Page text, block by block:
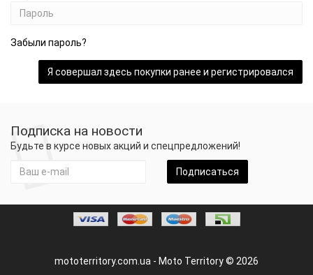
Забыли пароль?
Подписка на новости
Будьте в курсе новых акций и спецпредложений!
Подписаться
mototerritory.com.ua - Moto Territory © 2026